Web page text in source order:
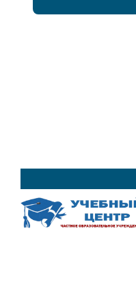
Также это
Специалисты
расширения